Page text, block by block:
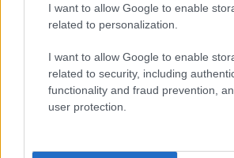
I want to allow Google to enable
related to personalization.
I want to allow Google to enable
related to security, including
functionality and fraud prevention,
user protection.